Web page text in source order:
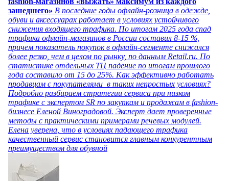
зашедшего» В последние годы офлайн-розница в одежде,
обуви и аксессуарах работает в условиях устойчивого
снижения входящего трафика. По итогам 2025 года спад
трафика офлайн-магазинов в России составил 8-15 %,
причем показатель покупок в офлайн-сегменте снижался
более резко, чем в целом по рынку, по данным Retail.ru. По
статистике отдельных ТЦ падение по итогам прошлого
года составило от 15 до 25%. Как эффективно работать
продавцам с покупателями в таких непростых условиях?
Подробно разбираем стратегии сервиса при низком
трафике с экспертом SR по закупкам и продажам в fashion-
бизнесе Еленой Виноградовой. Эксперт дает проверенные
методы с практическими примерами речевых модулей.
Елена уверена, что в условиях падающего трафика
качественный сервис становится главным конкурентным
преимуществом для обувной